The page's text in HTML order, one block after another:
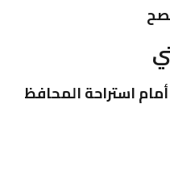
استراحة المحافظ